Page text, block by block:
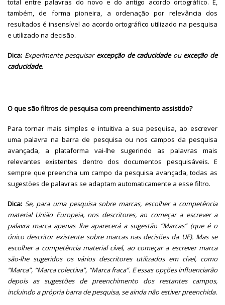
total entre palavras do novo e do antigo acordo ortográfico. E,
também, de forma pioneira, a ordenação por relevância dos
resultados é insensível ao acordo ortográfico utilizado na pesquisa
e utilizado na decisão.
Dica: Experimente pesquisar excepção de caducidadeou exceção de
caducidade.
O que são filtros de pesquisa com preenchimento assistido?
Para tornar mais simples e intuitiva a sua pesquisa, ao escrever
uma palavra na barra de pesquisa ou nos campos da pesquisa
avançada, a plataforma vai-lhe sugerindo as palavras mais
relevantes existentes dentro dos documentos pesquisáveis. E
sempre que preencha um campo da pesquisa avançada, todas as
sugestões de palavras se adaptam automaticamente a esse filtro.
Dica: Se, para uma pesquisa sobre marcas, escolher a competência
material União Europeia, nos descritores, ao começar a escrever a
palavra marca apenas lhe aparecerá a sugestão “Marcas” (que é o
único descritor existente sobre marcas nas decisões da UE). Mas se
escolher a competência material cível, ao começar a escrever marca
são-lhe sugeridos os vários descritores utilizados em cível, como
“Marca”, “Marca colectiva”, “Marca fraca”. E essas opções influenciarão
depois as sugestões de preenchimento dos restantes campos,
incluindo a própria barra de pesquisa, se ainda não estiver preenchida.